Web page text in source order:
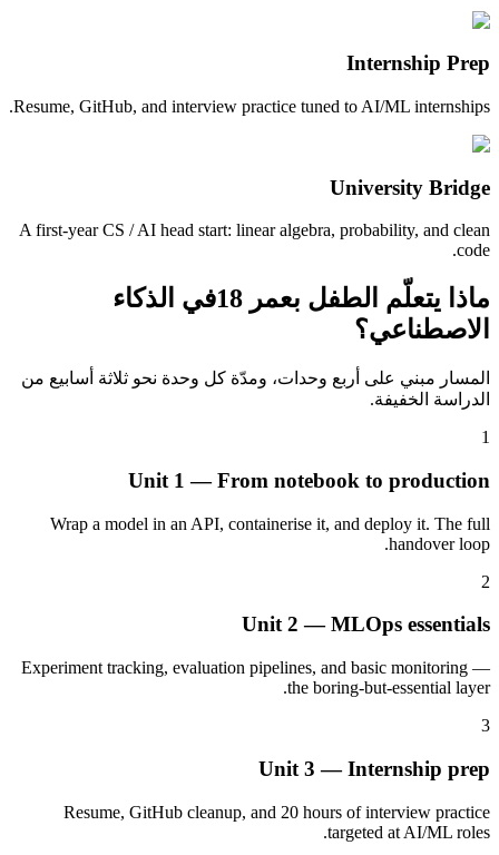
Internship Prep
Resume, GitHub, and interview practice tuned to AI/ML internships.
University Bridge
A first-year CS / AI head start: linear algebra, probability, and clean
code.
ماذا يتعلّم الطفل بعمر 18في الذكاء
الاصطناعي؟
المسار مبني على أربع وحدات، ومدّة كل وحدة نحو ثلاثة أسابيع من
الدراسة الخفيفة.
1
Unit 1 — From notebook to production
Wrap a model in an API, containerise it, and deploy it. The full
handover loop.
2
Unit 2 — MLOps essentials
Experiment tracking, evaluation pipelines, and basic monitoring —
the boring-but-essential layer.
3
Unit 3 — Internship prep
Resume, GitHub cleanup, and 20 hours of interview practice
targeted at AI/ML roles.